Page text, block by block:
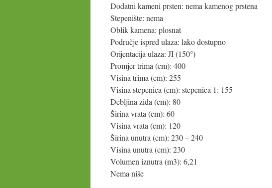
Dodatni kameni prsten: nema kamenog prstena
Stepenište: nema
Oblik kamena: plosnat
Područje ispred ulaza: lako dostupno
Orijentacija ulaza: JI (150°)
Promjer trima (cm): 400
Visina trima (cm): 255
Visina stepenica (cm): stepenica 1: 155
Debljina zida (cm): 80
Širina vrata (cm): 60
Visina vrata (cm): 120
Širina unutra (cm): 230 – 240
Visina unutra (cm): 230
Volumen iznutra (m3): 6,21
Nema niše